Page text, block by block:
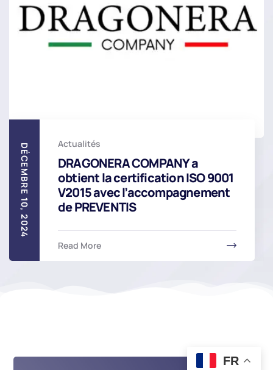
DÉCEMBRE 10, 2024 Actualités
DRAGONERA COMPANY a
obtient la certification ISO 9001
V2015 avec l’accompagnement
de PREVENTIS
Read More
FR